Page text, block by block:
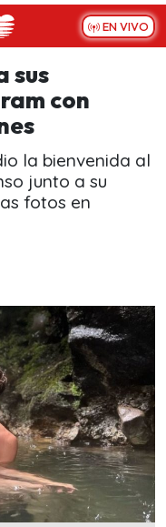
EN VIVO
sus
con
la bienvenida al
junto a su
fotos en